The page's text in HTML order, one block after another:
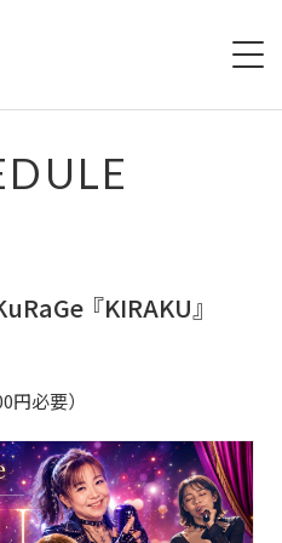
INFO
『KIRAKU』
必要）